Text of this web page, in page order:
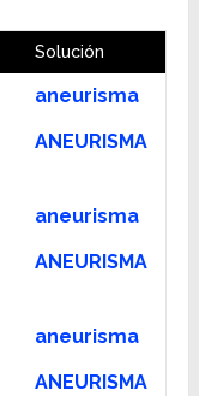
Solución
aneurisma
ANEURISMA
aneurisma
ANEURISMA
aneurisma
ANEURISMA